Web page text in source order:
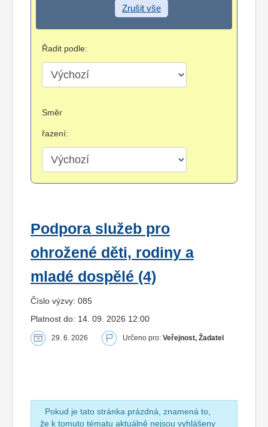
Zrušit vše
Řadit podle:
Směr
řazení:
Podpora služeb pro
ohrožené děti, rodiny a
mladé dospělé (4)
Číslo výzvy: 085
Platnost do: 14. 09. 2026 12:00
29. 6. 2026 Určeno pro: Veřejnost, Žadatel
Pokud je tato stránka prázdná, znamená to,
že k tomuto tématu aktuálně nejsou vyhlášeny